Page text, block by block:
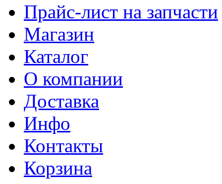
Прайс-лист на запчасти
Магазин
Каталог
О компании
Доставка
Инфо
Контакты
Корзина